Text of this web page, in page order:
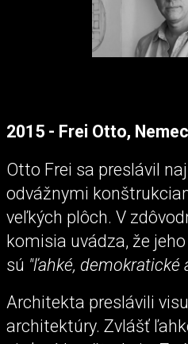
2015 - Frei Otto,
Otto Frei sa preslávil
odvážnymi
veľkých plôch. V
komisia uvádza, že
sú "ľahké, demokratické
Architekta preslávili
architektúry. Zvlášť